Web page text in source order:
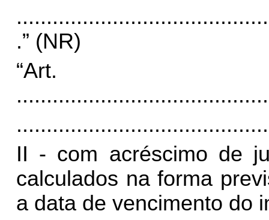
.” (NR)
“Art.
II - com acréscimo de
calculados na forma
a data de vencimento do